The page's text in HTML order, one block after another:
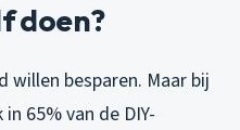
doen?
willen besparen. Maar bij
65% van de DIY-